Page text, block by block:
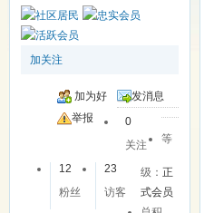
加关注
加为好
友
发消息
举报
0
关注
12
粉丝
23
访客
等
级：正
式会员